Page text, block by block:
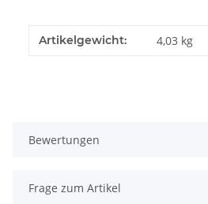
Artikelgewicht: 4,03 kg
Bewertungen
Frage zum Artikel